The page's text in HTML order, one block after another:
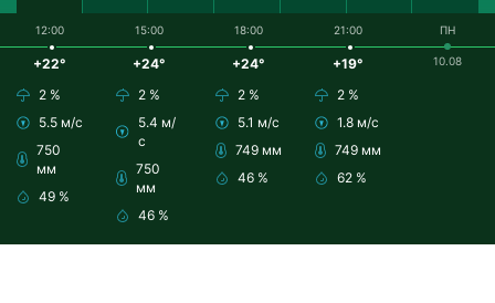
12:00
+22°
2 %
5.5 м/с
750
мм
49 %
15:00
+24°
2 %
5.4 м/
с
750
мм
46 %
18:00
+24°
2 %
5.1 м/с
749 мм
46 %
21:00
+19°
2 %
1.8 м/с
749 мм
62 %
ПН
10.08